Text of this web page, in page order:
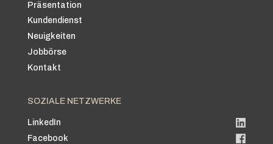
Präsentation
Kundendienst
Neuigkeiten
Jobbörse
Kontakt
SOZIALE NETZWERKE
LinkedIn
Facebook